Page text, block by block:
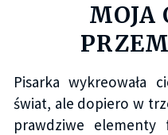
MOJA
Pisarka wykreowała
świat, ale dopiero w
prawdziwe elementy